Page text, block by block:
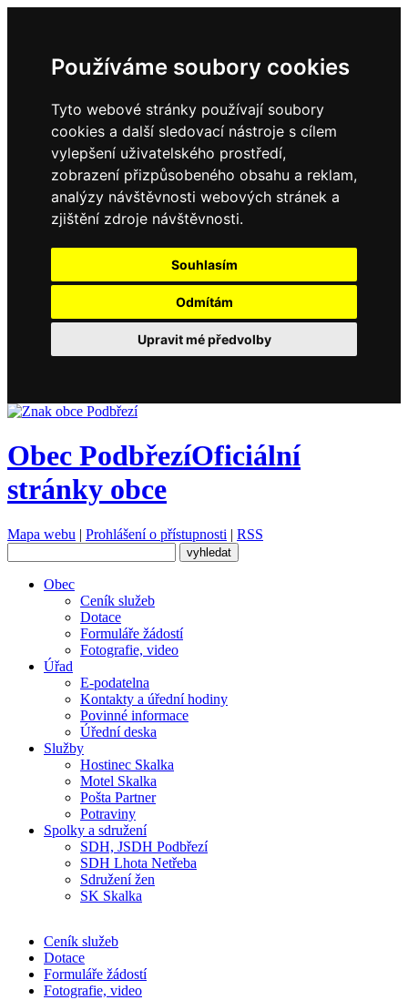
Používáme soubory cookies
Tyto webové stránky používají soubory
cookies a další sledovací nástroje s cílem
vylepšení uživatelského prostředí,
zobrazení přizpůsobeného obsahu a reklam,
analýzy návštěvnosti webových stránek a
zjištění zdroje návštěvnosti.
Souhlasím
Odmítám
Upravit mé předvolby
Obec PodbřezíOficiální
stránky obce
Mapa webu | Prohlášení o přístupnosti | RSS
Obec
Ceník služeb
Dotace
Formuláře žádostí
Fotografie, video
Úřad
E-podatelna
Kontakty a úřední hodiny
Povinné informace
Úřední deska
Služby
Hostinec Skalka
Motel Skalka
Pošta Partner
Potraviny
Spolky a sdružení
SDH, JSDH Podbřezí
SDH Lhota Netřeba
Sdružení žen
SK Skalka
Ceník služeb
Dotace
Formuláře žádostí
Fotografie, video